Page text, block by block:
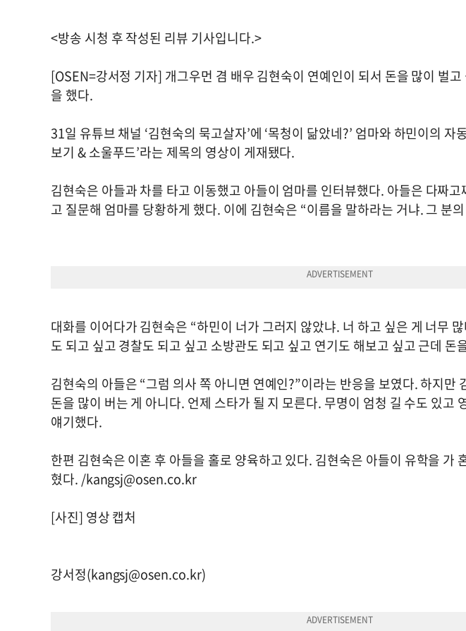
<방송 시청 후 작성된 리뷰 기사입니다.>
[OSEN=강서정 기자] 개그우먼 겸 배우 김현숙이 연예인이 되서 돈을 많이 벌
을 했다.
31일 유튜브 채널 ‘김현숙의 묵고살자’에 ‘목청이 닮았네?’ 엄마와 하민이의
보기 & 소울푸드’라는 제목의 영상이 게재됐다.
김현숙은 아들과 차를 타고 이동했고 아들이 엄마를 인터뷰했다. 아들은 다짜
고 질문해 엄마를 당황하게 했다. 이에 김현숙은 “이름을 말하라는 거냐. 그 분
대화를 이어다가 김현숙은 “하민이 너가 그러지 않았냐. 너 하고 싶은 게 너무
도 되고 싶고 경찰도 되고 싶고 소방관도 되고 싶고 연기도 해보고 싶고 근데 돈
김현숙의 아들은 “그럼 의사 쪽 아니면 연예인?”이라는 반응을 보였다. 하지만
돈을 많이 버는 게 아니다. 언제 스타가 될 지 모른다. 무명이 엄청 길 수도 있고
얘기했다.
한편 김현숙은 이혼 후 아들을 홀로 양육하고 있다. 김현숙은 아들이 유학을 가
혔다. /kangsj@osen.co.kr
[사진] 영상 캡처
강서정(kangsj@osen.co.kr)